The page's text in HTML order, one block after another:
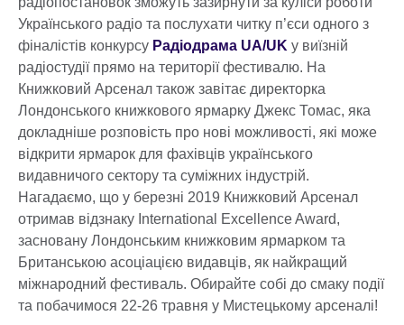
Українського радіо та послухати читку п’єси одного з
фіналістів конкурсу Радіодрама UA/UK у виїзній
радіостудії прямо на території фестивалю. На
Книжковий Арсенал також завітає директорка
Лондонського книжкового ярмарку Джекс Томас, яка
докладніше розповість про нові можливості, які може
відкрити ярмарок для фахівців українського
видавничого сектору та суміжних індустрій.
Нагадаємо, що у березні 2019 Книжковий Арсенал
отримав відзнаку International Excellence Award,
засновану Лондонським книжковим ярмарком та
Британською асоціацією видавців, як найкращий
міжнародний фестиваль. Обирайте собі до смаку події
та побачимося 22-26 травня у Мистецькому арсеналі!